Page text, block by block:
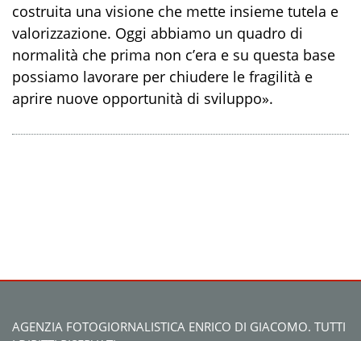
costruita una visione che mette insieme tutela e
valorizzazione. Oggi abbiamo un quadro di
normalità che prima non c’era e su questa base
possiamo lavorare per chiudere le fragilità e
aprire nuove opportunità di sviluppo».
AGENZIA FOTOGIORNALISTICA ENRICO DI GIACOMO. TUTTI